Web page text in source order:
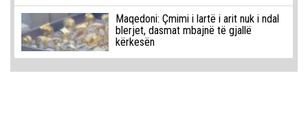
Maqedoni: Çmimi i lartë i arit nuk i ndal
blerjet, dasmat mbajnë të gjallë
kërkesën